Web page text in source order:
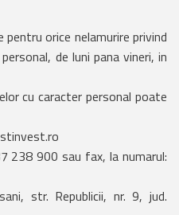
orice nelamurire privind
de luni pana vineri, in
cu caracter personal poate
238 900 sau fax, la numarul:
str. Republicii, nr. 9, jud.